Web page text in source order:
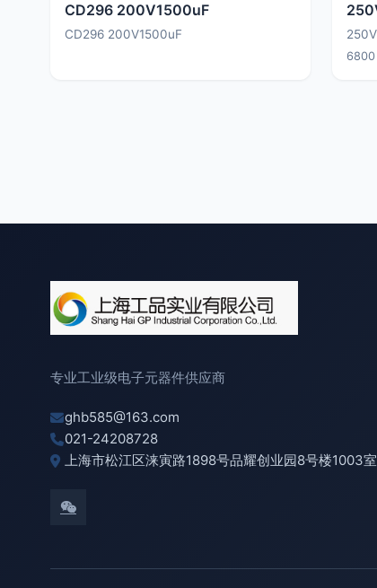
CD296 200V1500uF
CD296 200V1500uF
6800
专业工业级电子元器件供应商
ghb585@163.com
021-24208728
上海市松江区涞寅路1898号品耀创业园8号楼1003室